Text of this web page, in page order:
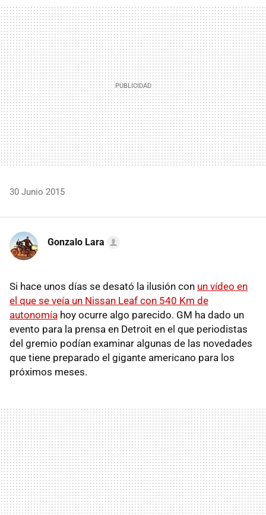
MAIL
30 Junio 2015
Gonzalo Lara
Si hace unos días se desató la ilusión con un vídeo en
el que se veía un Nissan Leaf con 540 Km de
autonomía hoy ocurre algo parecido. GM ha dado un
evento para la prensa en Detroit en el que periodistas
del gremio podían examinar algunas de las novedades
que tiene preparado el gigante americano para los
próximos meses.